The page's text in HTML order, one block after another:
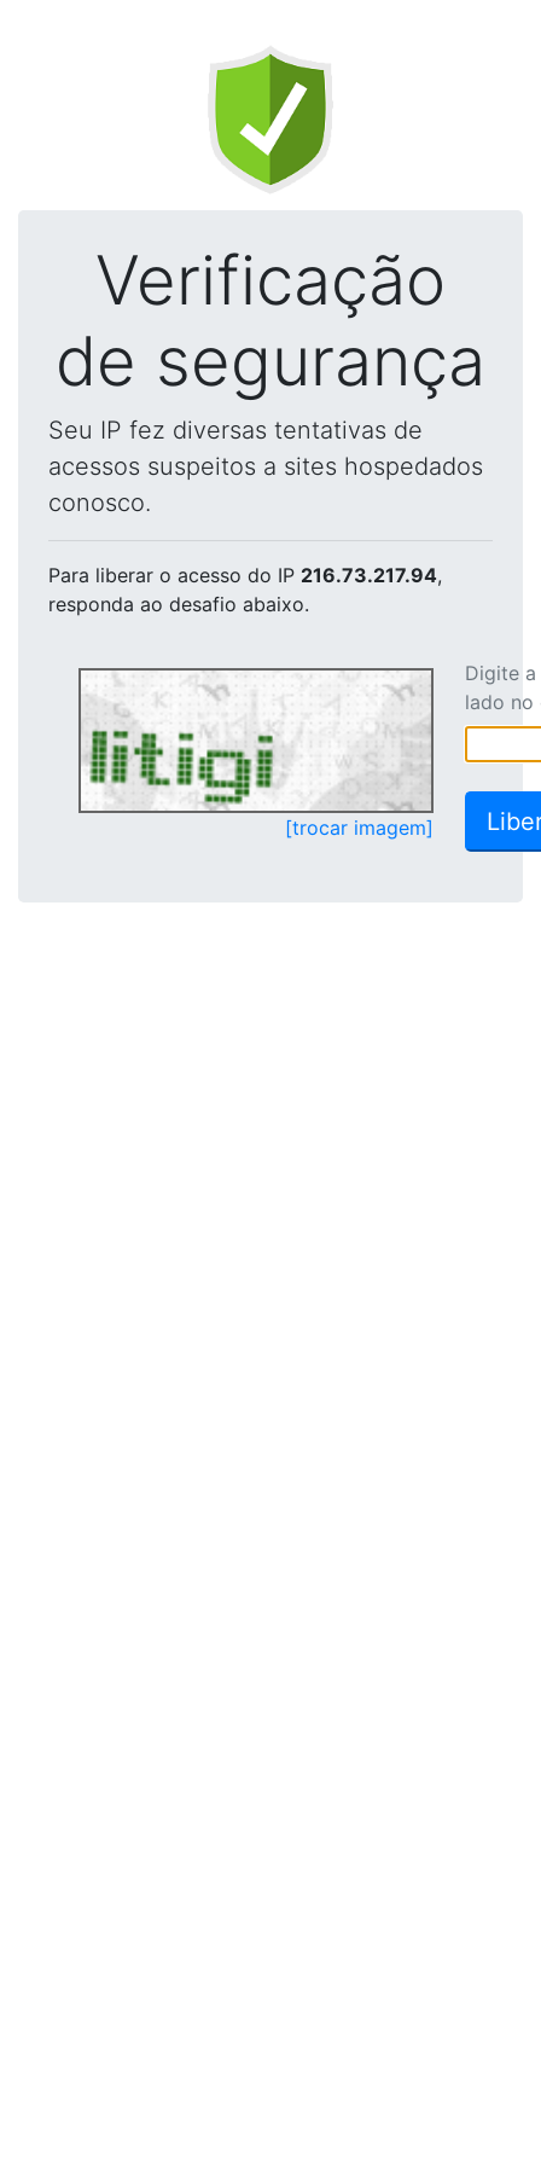
Verificação
de segurança
Seu IP fez diversas tentativas de
acessos suspeitos a sites hospedados
conosco.
Para liberar o acesso do IP 216.73.217.94,
responda ao desafio abaixo.
[trocar imagem]
Digite
lado no